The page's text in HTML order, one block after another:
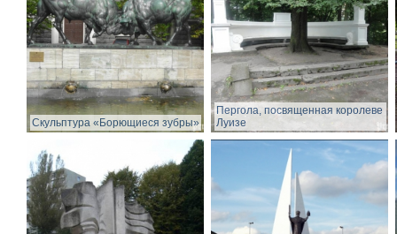
Скульптура «Борющиеся зубры»
Пергола, посвященная королеве
Луизе